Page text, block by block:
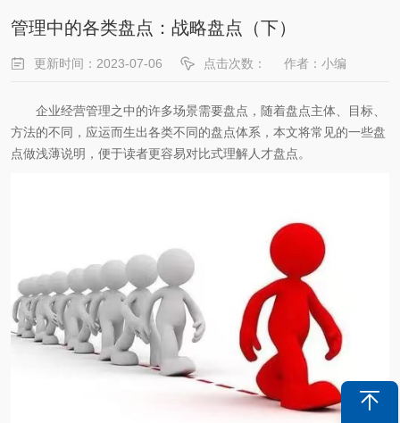
管理中的各类盘点：战略盘点（下）
更新时间：2023-07-06 点击次数： 作者：小编
企业经营管理之中的许多场景需要盘点，随着盘点主体、目标、
方法的不同，应运而生出各类不同的盘点体系，本文将常见的一些盘
点做浅薄说明，便于读者更容易对比式理解人才盘点。